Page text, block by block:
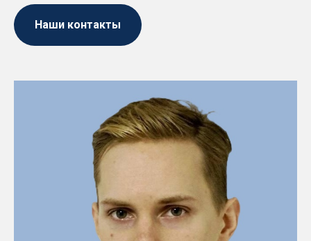
Наши контакты